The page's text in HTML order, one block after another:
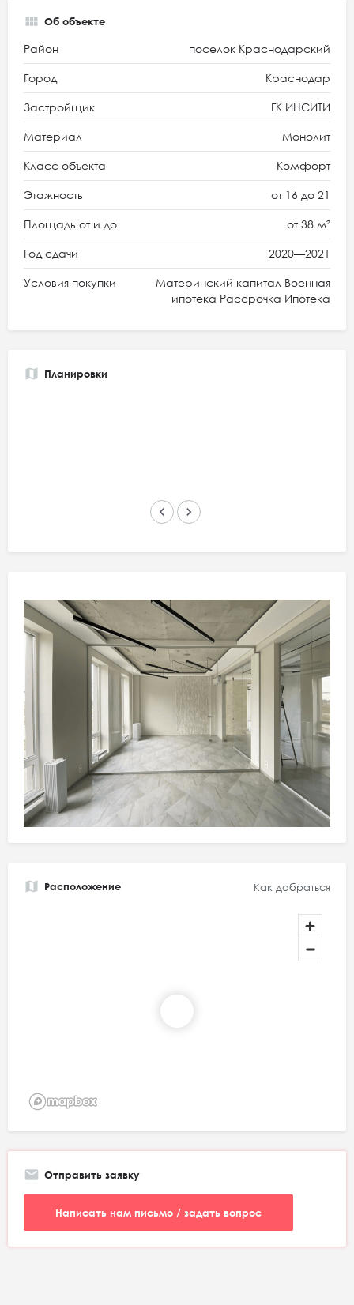
Об объекте
Район поселок Краснодарский
Город Краснодар
Застройщик ГК ИНСИТИ
Материал Монолит
Класс объекта Комфорт
Этажность от 16 до 21
Площадь от и до от 38 м²
Год сдачи 2020—2021
Условия покупки
Материнский капитал Военная
ипотека Рассрочка Ипотека
Планировки
keyboard_arrow_left keyboard_arrow_right
Расположение Как добраться
Отправить заявку
Написать нам письмо / задать вопрос